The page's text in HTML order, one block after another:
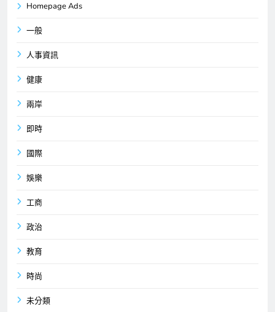
Homepage Ads
一般
人事資訊
健康
兩岸
即時
國際
娛樂
工商
政治
教育
時尚
未分類